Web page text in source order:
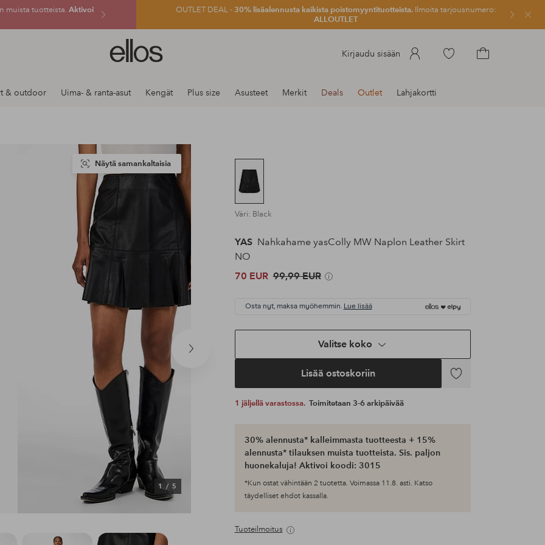
muista tuotteista. Aktivoi OUTLET DEAL -30% lisäalennusta kaikista poistomyyntituotteista.Ilmoita tarjousnumero:
ALLOUTLET
Sulje
Ellos-
logo
siirry
Kirjaudu sisään
Siirry
& outdoor Uima- & ranta-asut Kengät Plus size Asusteet Merkit Deals Outlet Lahjakortti
Seuraava
1/ 5
Näytä samankaltaisia
Väri: Black
YAS Nahkahame yasColly MW Naplon Leather Skirt
NO
70 EUR 99,99 EUR
Osta nyt, maksa myöhemmin. Lue lisää
Valitse koko
Lisää ostoskoriin
Lisää
1 jäljellä varastossa. Toimitetaan 3-6 arkipäivää
30% alennusta* kalleimmasta tuotteesta + 15%
alennusta* tilauksen muista tuotteista. Sis. paljon
huonekaluja! Aktivoi koodi: 3015
*Kun ostat vähintään 2 tuotetta. Voimassa 11.8. asti. Katso
täydelliset ehdot kassalla.
Tuoteilmoitus